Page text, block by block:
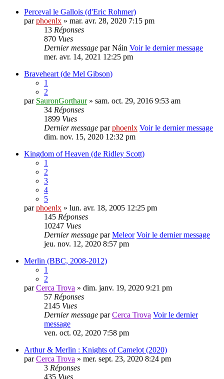
Perceval le Gallois (d'Eric Rohmer)
parphoenlx » mar. avr. 28, 2020 7:15 pm
13 Réponses
870 Vues
Dernier message parNáin Voir le dernier message
mer. avr. 14, 2021 12:25 pm
Braveheart (de Mel Gibson)
1
2
par SauronGorthaur» sam. oct. 29, 2016 9:53 am
34 Réponses
1899 Vues
Dernier message parphoenlx Voir le dernier message
dim. nov. 15, 2020 12:32 pm
Kingdom of Heaven (de Ridley Scott)
1
2
3
4
5
parphoenlx » lun. avr. 18, 2005 12:25 pm
145 Réponses
10247 Vues
Dernier message parMeleor Voir le dernier message
jeu. nov. 12, 2020 8:57 pm
Merlin (BBC, 2008-2012)
1
2
parCerca Trova » dim. janv. 19, 2020 9:21 pm
57 Réponses
2145 Vues
Dernier message parCerca Trova Voir le dernier
message
ven. oct. 02, 2020 7:58 pm
Arthur & Merlin : Knights of Camelot (2020)
parCerca Trova » mer. sept. 23, 2020 8:24 pm
3 Réponses
435 Vues